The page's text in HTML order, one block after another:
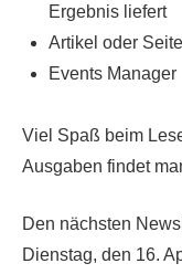
Ergebnis liefert
Artikel oder
Events Manager
Viel Spaß beim
Ausgaben findet
Den nächsten
Dienstag, den 16.